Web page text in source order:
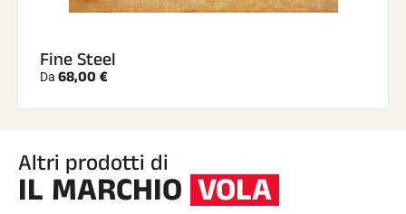
Fine Steel
Da 68,00 €
Altri prodotti di
IL MARCHIO VOLA